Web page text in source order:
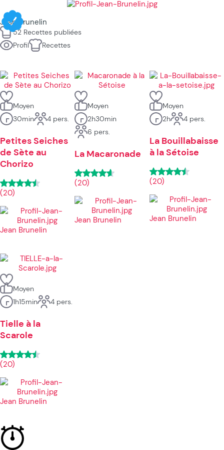
Jean Brunelin
52 Recettes publiées
Profil
Recettes
Moyen
30min
4 pers.
Petites Seiches
de Sète au
Chorizo
(20)
Jean Brunelin
Moyen
2h30min
6 pers.
La Macaronade
(20)
Jean Brunelin
Moyen
2h
4 pers.
La Bouillabaisse
à la Sétoise
(20)
Jean Brunelin
Moyen
1h15min
4 pers.
Tielle à la
Scarole
(20)
Jean Brunelin